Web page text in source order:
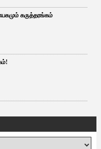
கருத்தரங்கம்